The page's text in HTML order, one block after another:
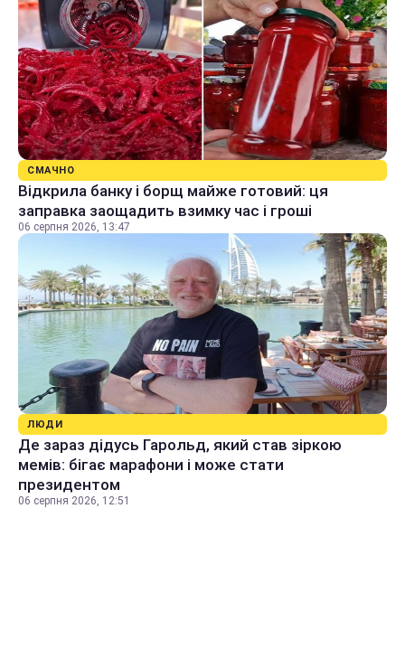
СМАЧНО
Відкрила банку і борщ майже готовий: ця
заправка заощадить взимку час і гроші
06 серпня 2026, 13:47
ЛЮДИ
Де зараз дідусь Гарольд, який став зіркою
мемів: бігає марафони і може стати
президентом
06 серпня 2026, 12:51